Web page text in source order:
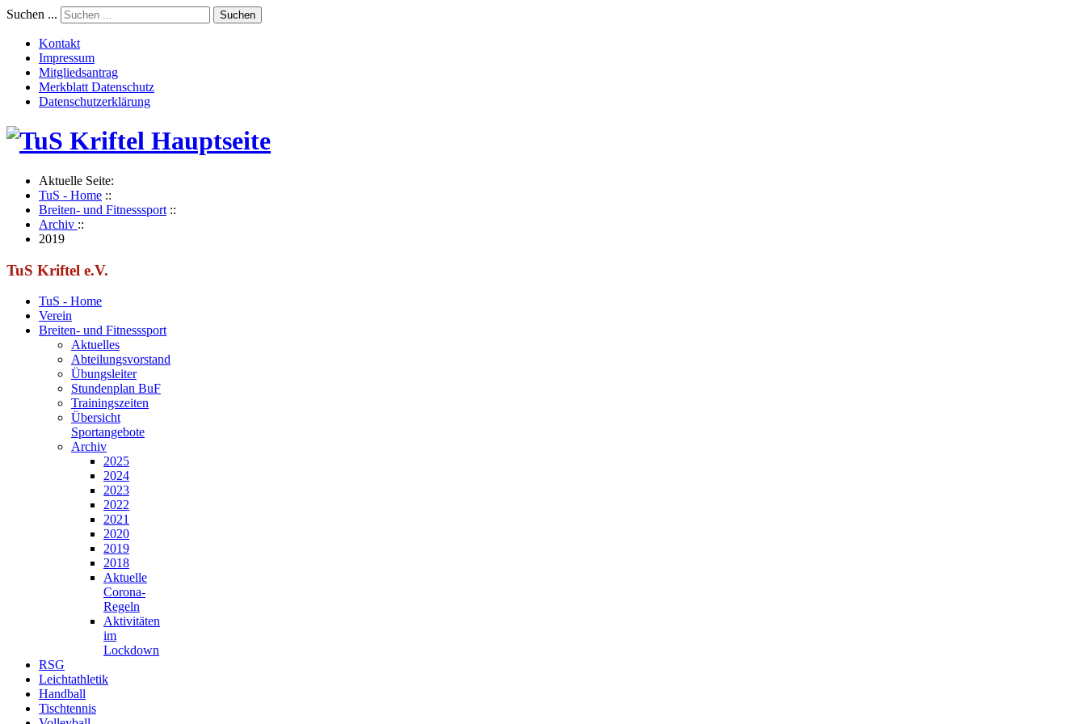
Suchen ... Suchen
Kontakt
Impressum
Mitgliedsantrag
Merkblatt Datenschutz
Datenschutzerklärung
Aktuelle Seite:
TuS - Home ::
Breiten- und Fitnesssport ::
Archiv ::
2019
TuS Kriftel e.V.
TuS - Home
Verein
Breiten- und Fitnesssport
Aktuelles
Abteilungsvorstand
Übungsleiter
Stundenplan BuF
Trainingszeiten
Übersicht
Sportangebote
Archiv
2025
2024
2023
2022
2021
2020
2019
2018
Aktuelle
Corona-
Regeln
Aktivitäten
im
Lockdown
RSG
Leichtathletik
Handball
Tischtennis